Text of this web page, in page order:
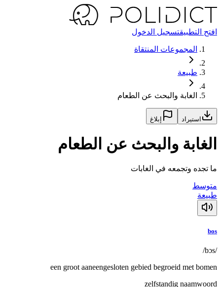
افتح التطبيقتسجيل الدخول
المجموعات المنتقاة
طبيعة
الغابة والبحث عن الطعام
استيراد إبلاغ
الغابة والبحث عن الطعام
ما تجده وتجمعه في الغابات
متوسط
طبيعة
bos
/bɔs/
een groot aaneengesloten gebied begroeid met bomen
zelfstandig naamwoord